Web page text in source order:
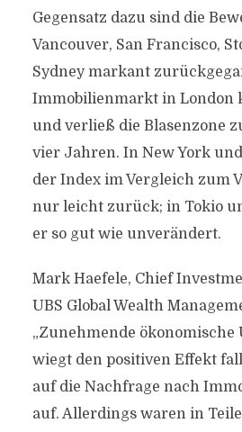
Gegensatz dazu sind die
Vancouver, San Francisco,
Sydney markant
Immobilienmarkt in London
und verließ die Blasenzone
vier Jahren. In New York
der Index im Vergleich zum
nur leicht zurück; in Tokio
er so gut wie unverändert.
Mark Haefele, Chief
UBS Global Wealth
„Zunehmende
wiegt den positiven Effekt
auf die Nachfrage nach
auf. Allerdings waren in